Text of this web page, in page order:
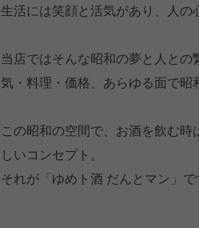
生活には笑顔と活気があり、人
当店ではそんな昭和の夢と人と
気・料理・価格、あらゆる面で
この昭和の空間で、お酒を飲む
しいコンセプト。
それが「ゆめト酒 だんとマン」